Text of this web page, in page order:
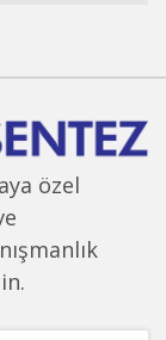
özel